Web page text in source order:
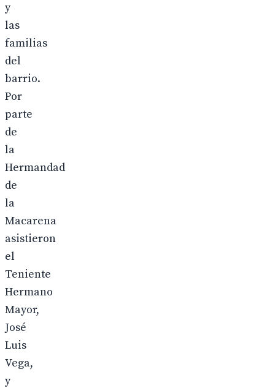
y
las
familias
del
barrio.
Por
parte
de
la
Hermandad
de
la
Macarena
asistieron
el
Teniente
Hermano
Mayor,
José
Luis
Vega,
y